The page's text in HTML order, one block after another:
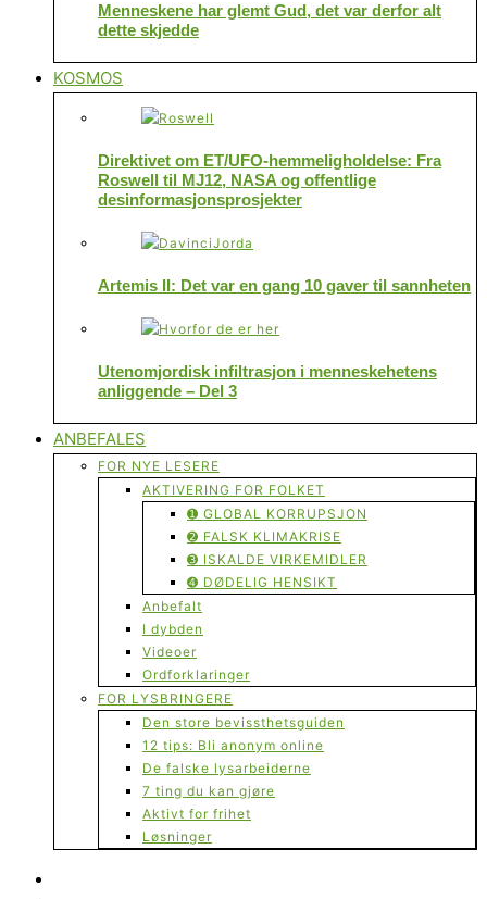
Menneskene har glemt Gud, det var derfor alt
dette skjedde
KOSMOS
Direktivet om ET/UFO-hemmeligholdelse: Fra
Roswell til MJ12, NASA og offentlige
desinformasjonsprosjekter
Artemis II: Det var en gang 10 gaver til sannheten
Utenomjordisk infiltrasjon i menneskehetens
anliggende – Del 3
ANBEFALES
FOR NYE LESERE
AKTIVERING FOR FOLKET
➊ GLOBAL KORRUPSJON
➋ FALSK KLIMAKRISE
➌ ISKALDE VIRKEMIDLER
➍ DØDELIG HENSIKT
Anbefalt
I dybden
Videoer
Ordforklaringer
FOR LYSBRINGERE
Den store bevissthetsguiden
12 tips: Bli anonym online
De falske lysarbeiderne
7 ting du kan gjøre
Aktivt for frihet
Løsninger